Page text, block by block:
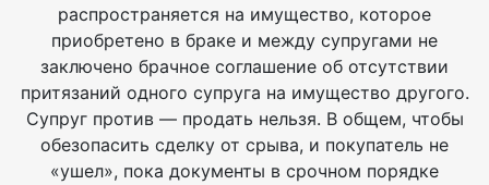
распространяется на имущество, которое
приобретено в браке и между супругами не
заключено брачное соглашение об отсутствии
притязаний одного супруга на имущество другого.
Супруг против — продать нельзя. В общем, чтобы
обезопасить сделку от срыва, и покупатель не
«ушел», пока документы в срочном порядке